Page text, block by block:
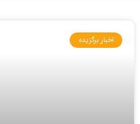
اخبار برگزیده